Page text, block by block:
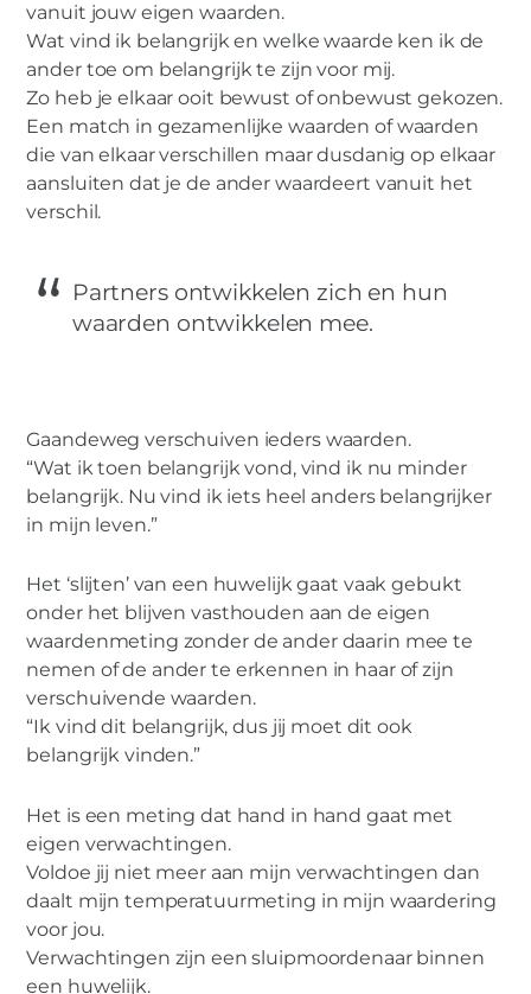
vanuit jouw eigen waarden.
Wat vind ik belangrijk en welke waarde ken ik de
ander toe om belangrijk te zijn voor mij.
Zo heb je elkaar ooit bewust of onbewust gekozen.
Een match in gezamenlijke waarden of waarden
die van elkaar verschillen maar dusdanig op elkaar
aansluiten dat je de ander waardeert vanuit het
verschil.
Partners ontwikkelen zich en hun
waarden ontwikkelen mee.
Gaandeweg verschuiven ieders waarden.
“Wat ik toen belangrijk vond, vind ik nu minder
belangrijk. Nu vind ik iets heel anders belangrijker
in mijn leven.”
Het ‘slijten’ van een huwelijk gaat vaak gebukt
onder het blijven vasthouden aan de eigen
waardenmeting zonder de ander daarin mee te
nemen of de ander te erkennen in haar of zijn
verschuivende waarden.
“Ik vind dit belangrijk, dus jij moet dit ook
belangrijk vinden.”
Het is een meting dat hand in hand gaat met
eigen verwachtingen.
Voldoe jij niet meer aan mijn verwachtingen dan
daalt mijn temperatuurmeting in mijn waardering
voor jou.
Verwachtingen zijn een sluipmoordenaar binnen
een huwelijk.